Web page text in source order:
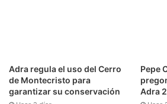
Adra regula el uso del Cerro
de Montecristo para
garantizar su conservación
Pepe
Adra